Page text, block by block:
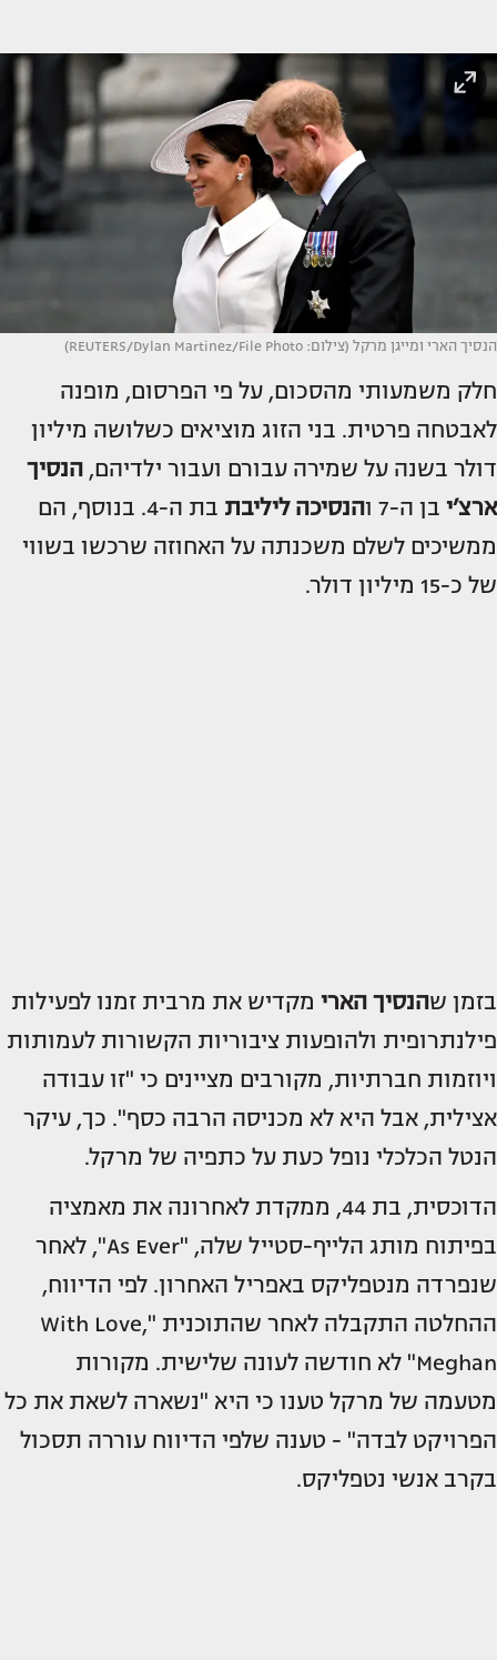
הנסיך הארי ומייגן מרקל (צילום: REUTERS/Dylan Martinez/File Photo)
חלק משמעותי מהסכום, על פי הפרסום, מופנה
לאבטחה פרטית. בני הזוג מוציאים כשלושה מיליון
דולר בשנה על שמירה עבורם ועבור ילדיהם, הנסיך
ארצ’י בן ה-7 ו הנסיכה ליליבת
בת ה-4. בנוסף, הם
ממשיכים לשלם משכנתה על האחוזה שרכשו בשווי
של כ-15 מיליון דולר.
בזמן שהנסיך הארי מקדיש את מרבית זמנו לפעילות
פילנתרופית ולהופעות ציבוריות הקשורות לעמותות
ויוזמות חברתיות, מקורבים מציינים כי "זו עבודה
אצילית, אבל היא לא מכניסה הרבה כסף". כך, עיקר
הנטל הכלכלי נופל כעת על כתפיה של מרקל.
הדוכסית, בת 44, ממקדת לאחרונה את מאמציה
בפיתוח מותג הלייף-סטייל שלה, "As Ever", לאחר
שנפרדה מנטפליקס באפריל האחרון. לפי הדיווח,
ההחלטה התקבלה לאחר שהתוכנית "With Love,
Meghan" לא חודשה לעונה שלישית. מקורות
מטעמה של מרקל טענו כי היא "נשארה לשאת את כל
הפרויקט לבדה" - טענה שלפי הדיווח עוררה תסכול
בקרב אנשי נטפליקס.